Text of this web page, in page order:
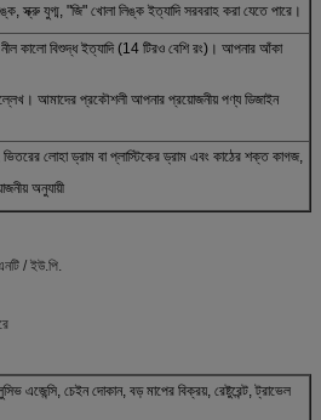
স্ক্রু যুগ্ম, "জি" খোলা লিঙ্ক ইত্যাদি সরবরাহ করা যেতে পারে।
কালো বিশুদ্ধ ইত্যাদি (14 টিরও বেশি রং)। আপনার আঁকা
আমাদের প্রকৌশলী আপনার প্রয়োজনীয় পণ্য ডিজাইন
লোহা ড্রাম বা প্লাস্টিকের ড্রাম এবং কাঠের শক্ত কাগজ,
অনুযায়ী
/ ইউ.পি.
এজেন্সি, চেইন দোকান, বড় মাপের বিক্রয়, রেষ্টুরেন্ট, ট্রাভেল